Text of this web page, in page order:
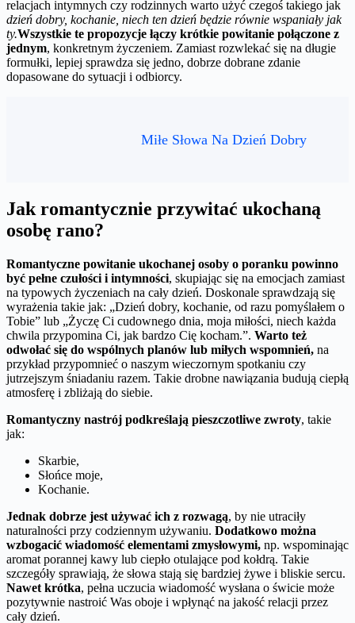
relacjach intymnych czy rodzinnych warto użyć czegoś takiego jak
dzień dobry, kochanie, niech ten dzień będzie równie wspaniały jak
ty.Wszystkie te propozycje łączy krótkie powitanie połączone z
jednym, konkretnym życzeniem. Zamiast rozwlekać się na długie
formułki, lepiej sprawdza się jedno, dobrze dobrane zdanie
dopasowane do sytuacji i odbiorcy.
Miłe Słowa Na Dzień Dobry
Jak romantycznie przywitać ukochaną
osobę rano?
Romantyczne powitanie ukochanej osoby o poranku powinno
być pełne czułości i intymności, skupiając się na emocjach zamiast
na typowych życzeniach na cały dzień. Doskonale sprawdzają się
wyrażenia takie jak: „Dzień dobry, kochanie, od razu pomyślałem o
Tobie” lub „Życzę Ci cudownego dnia, moja miłości, niech każda
chwila przypomina Ci, jak bardzo Cię kocham.”. Warto też
odwołać się do wspólnych planów lub miłych wspomnień, na
przykład przypomnieć o naszym wieczornym spotkaniu czy
jutrzejszym śniadaniu razem. Takie drobne nawiązania budują ciepłą
atmosferę i zbliżają do siebie.
Romantyczny nastrój podkreślają pieszczotliwe zwroty, takie
jak:
Skarbie,
Słońce moje,
Kochanie.
Jednak dobrze jest używać ich z rozwagą, by nie utraciły
naturalności przy codziennym używaniu. Dodatkowo można
wzbogacić wiadomość elementami zmysłowymi, np. wspominając
aromat porannej kawy lub ciepło otulające pod kołdrą. Takie
szczegóły sprawiają, że słowa stają się bardziej żywe i bliskie sercu.
Nawet krótka, pełna uczucia wiadomość wysłana o świcie może
pozytywnie nastroić Was oboje i wpłynąć na jakość relacji przez
cały dzień.